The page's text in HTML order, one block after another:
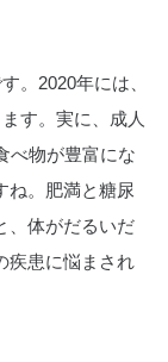
。2020年には、
す。実に、成人
べ物が豊富にな
ね。肥満と糖尿
、体がだるいだ
疾患に悩まされ